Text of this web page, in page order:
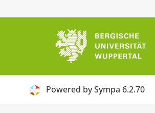
Powered by Sympa 6.2.70